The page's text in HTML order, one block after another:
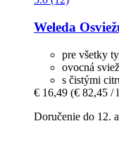
Weleda
pre všetky
ovocná
s čistými
€ 16,49 (€ 82,45 /
Doručenie do 12.